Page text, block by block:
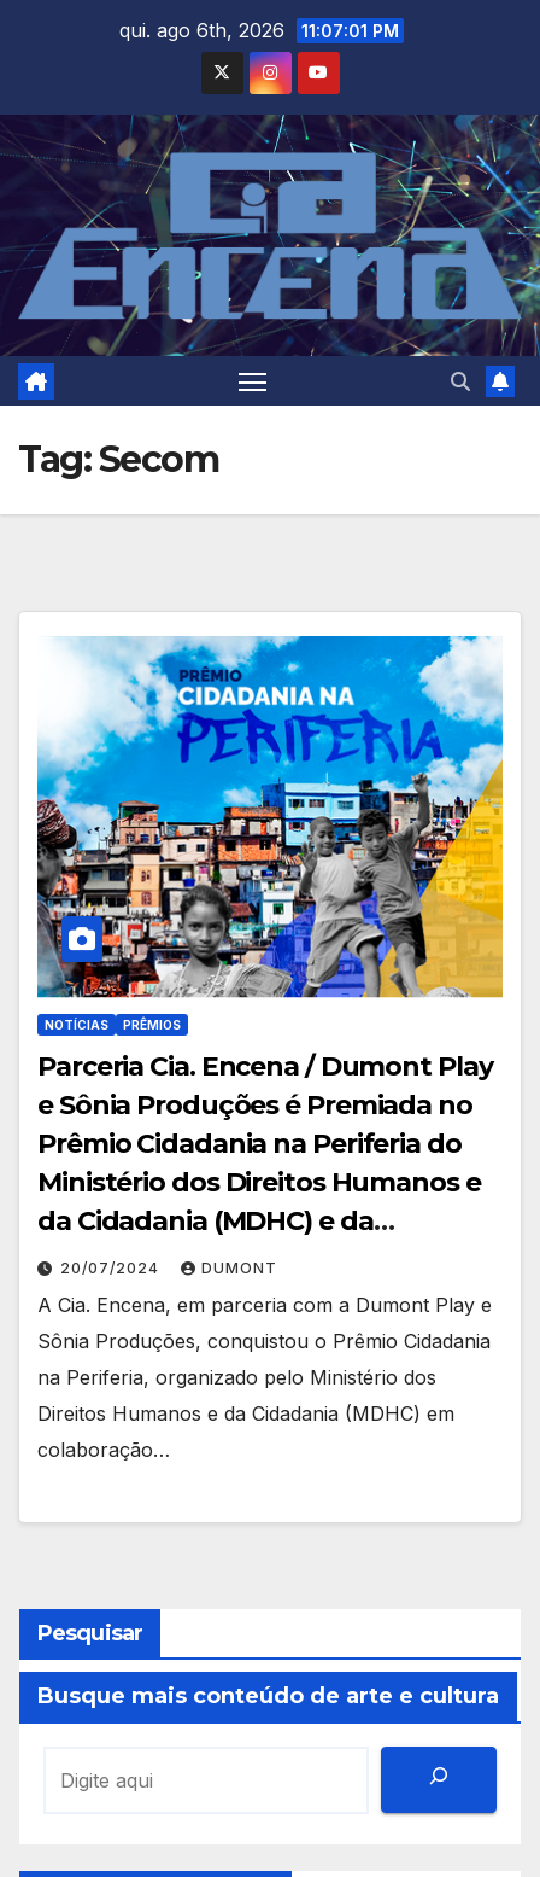
qui. ago 6th, 2026 11:07:02 PM
Tag:Secom
NOTÍCIAS PRÊMIOS
Parceria Cia. Encena / Dumont Play
e Sônia Produções é Premiada no
Prêmio Cidadania na Periferia do
Ministério dos Direitos Humanos e
da Cidadania (MDHC) e da
Secretaria de Comunicação Social
da Presidência da República
(Secom)
20/07/2024 DUMONT
A Cia. Encena, em parceria com a Dumont Play e
Sônia Produções, conquistou o Prêmio Cidadania
na Periferia, organizado pelo Ministério dos
Direitos Humanos e da Cidadania (MDHC) em
colaboração…
Pesquisar
Busque mais conteúdo de arte e cultura